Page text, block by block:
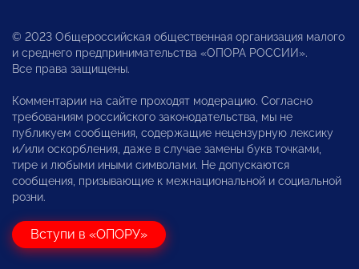
© 2023 Общероссийская общественная организация малого
и среднего предпринимательства «ОПОРА РОССИИ».
Все права защищены.
Комментарии на сайте проходят модерацию. Согласно
требованиям российского законодательства, мы не
публикуем сообщения, содержащие нецензурную лексику
и/или оскорбления, даже в случае замены букв точками,
тире и любыми иными символами. Не допускаются
сообщения, призывающие к межнациональной и социальной
розни.
Вступи в «ОПОРУ»